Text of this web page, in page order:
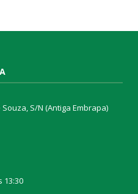
S/N (Antiga Embrapa)
13:30